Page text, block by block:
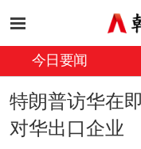
今日要闻
特朗普访华在
对华出口企业